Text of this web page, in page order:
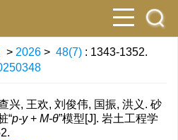
> 2026 > 48(7) : 1343-1352.
兴, 王欢, 刘俊伟, 国振, 洪义. 砂
“p-y+ M-θ”模型[J]. 岩土工程学